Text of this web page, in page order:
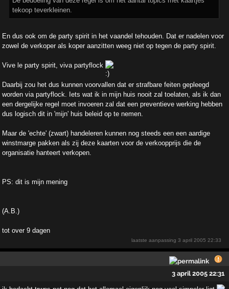
tekoop teverkleinen.
En dus ook om de party spirit in het vaandel tehouden. Dat er nadelen voor
zowel de verkoper als koper aanzitten weeg niet op tegen de party spirit.
Vive le party spirit, viva partyflock
Daarbij zou het dus kunnen voorvallen dat er strafbare feiten gepleegd
worden via partyflock. Iets wat ik in mijn huis nooit zal toelaten, als ik dan
een dergelijke regel moet invoeren zal dat een preventieve werking hebben
dus logisch dit in 'mijn' huis beleid op te nemen.
Maar de 'echte' (zwart) handeleren kunnen nog steeds een een aardige
winstmarge pakken als zij deze kaarten voor de verkoopprijs die de
organisatie hanteert verkopen.
PS: dit is mijn mening
(A.B.)
tot over 9 dagen
laatste aanpassing3 april 2005 22:33
3 april 2005 22:31